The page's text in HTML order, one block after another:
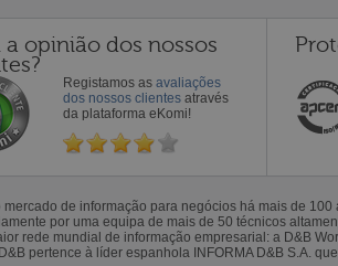
a opinião dos nossos
Registamos as avaliações
dos nossos clientes através
da plataforma eKomi!
de informação para negócios há mais de 100
por uma equipa de mais de 50 técnicos
rede mundial de informação empresarial: a D&B
pertence à líder espanhola INFORMA D&B S.A.